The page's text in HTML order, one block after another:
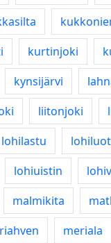
kurtinjoki
kynsijärvi
liitonjoki
lohilastu
lohiuistin
malmikita
meriala